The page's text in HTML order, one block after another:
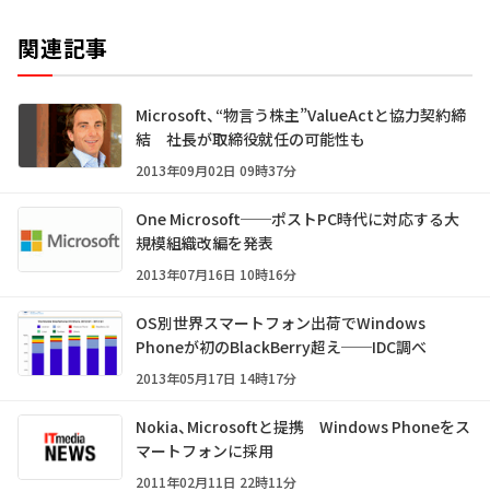
関連記事
Microsoft、“物言う株主”ValueActと協力契約締
結 社長が取締役就任の可能性も
2013年09月02日 09時37分
One Microsoft──ポストPC時代に対応する大
規模組織改編を発表
2013年07月16日 10時16分
OS別世界スマートフォン出荷でWindows
Phoneが初のBlackBerry超え──IDC調べ
2013年05月17日 14時17分
Nokia、Microsoftと提携 Windows Phoneをス
マートフォンに採用
2011年02月11日 22時11分